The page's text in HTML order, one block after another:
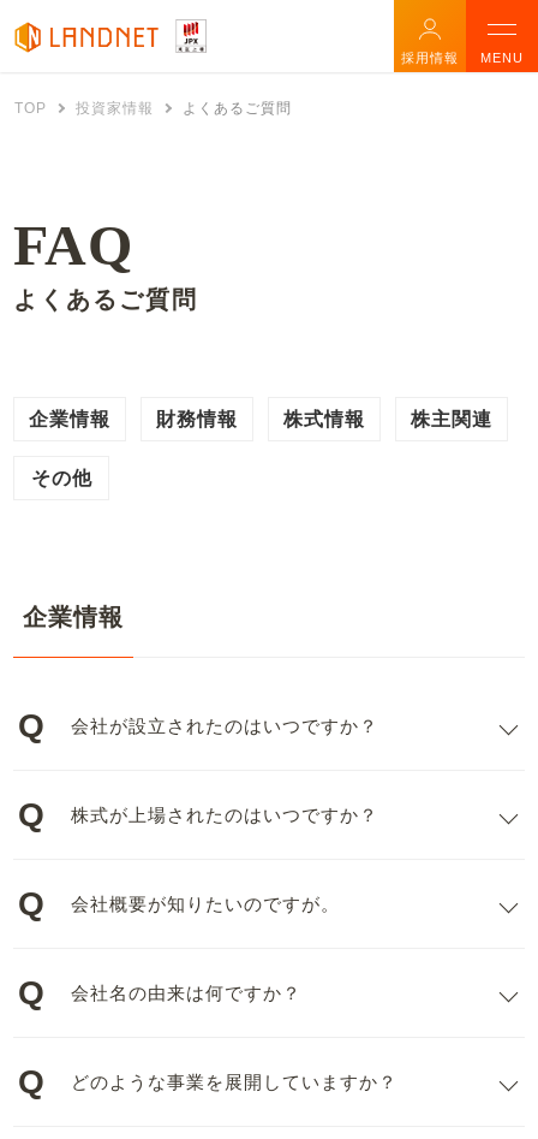
採用情報 MENU
TOP 投資家情報 よくあるご質問
FAQ
よくあるご質問
企業情報 財務情報 株式情報 株主関連
その他
企業情報
会社が設立されたのはいつですか？
株式が上場されたのはいつですか？
会社概要が知りたいのですが。
会社名の由来は何ですか？
どのような事業を展開していますか？